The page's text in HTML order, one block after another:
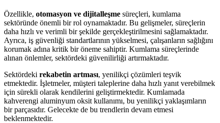
Özellikle, otomasyon ve dijitalleşme süreçleri, kumlama
sektöründe önemli bir rol oynamaktadır. Bu gelişmeler, süreçlerin
daha hızlı ve verimli bir şekilde gerçekleştirilmesini sağlamaktadır.
Ayrıca, iş güvenliği standartlarının yükselmesi, çalışanların sağlığını
korumak adına kritik bir öneme sahiptir. Kumlama süreçlerinde
alınan önlemler, sektördeki güvenilirliği artırmaktadır.
Sektördeki rekabetin artması, yenilikçi çözümleri teşvik
etmektedir. İşletmeler, müşteri taleplerine daha hızlı yanıt verebilmek
için sürekli olarak kendilerini geliştirmektedir. Kumlamada
kahverengi aluminyum oksit kullanımı, bu yenilikçi yaklaşımların
bir parçasıdır. Gelecekte de bu trendlerin devam etmesi
beklenmektedir.